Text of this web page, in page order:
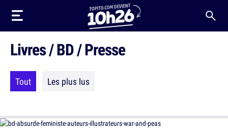
Livres / BD / Presse
Tout Les plus lus